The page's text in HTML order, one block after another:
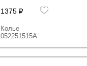
1375
Колье
052251515A